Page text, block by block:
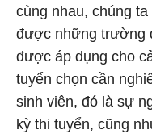
cùng nhau, chúng
được những trường
được áp dụng cho
tuyển chọn cần
sinh viên, đó là sự
kỳ thi tuyển, cũng